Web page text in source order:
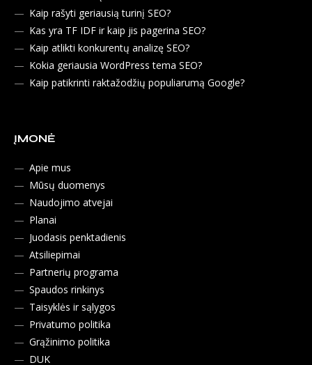
Kaip rašyti geriausią turinį SEO?
Kas yra TF IDF ir kaip jis pagerina SEO?
Kaip atlikti konkurentų analizę SEO?
Kokia geriausia WordPress tema SEO?
Kaip patikrinti raktažodžių populiarumą Google?
ĮMONĖ
Apie mus
Mūsų duomenys
Naudojimo atvejai
Planai
Juodasis penktadienis
Atsiliepimai
Partnerių programa
Spaudos rinkinys
Taisyklės ir sąlygos
Privatumo politika
Grąžinimo politika
DUK